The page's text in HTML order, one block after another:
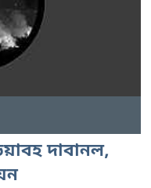
দাবানল,